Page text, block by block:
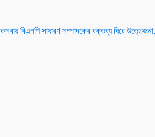
কসবায় বিএনপি সাধারণ সম্পাদকের বক্তব্য ঘিরে